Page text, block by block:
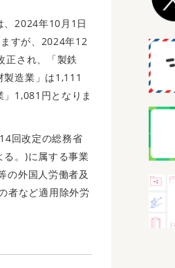
2024年10月1日
すが、2024年12
正され、「製鉄
造業」は1,111
1,081円となりま
回改定の総務省
る。)に属する事業
の外国人労働者及
者など適用除外労